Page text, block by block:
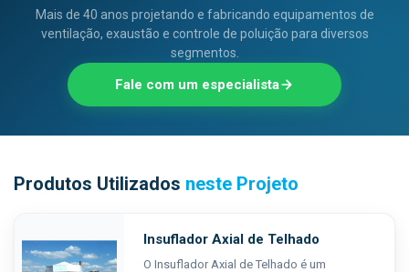
Mais de 40 anos projetando e fabricando equipamentos de
ventilação, exaustão e controle de poluição para diversos
segmentos.
Fale com um especialista
Produtos Utilizados neste Projeto
Insuflador Axial de Telhado
O Insuflador Axial de Telhado é um